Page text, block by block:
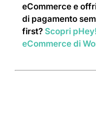
eCommerce e
di pagamento
first? Scopri
eCommerce di